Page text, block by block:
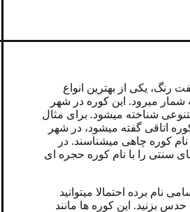
رنگ، یکی از بهترین انواع
میرود. این کوره در شهر
شناخته میشود. برای مثال
اتاقی گفته میشود، در شهر
نام کوره چاهی میشناسند. در
سنتی را با نام کوره حجره ای
نام برده احتمالا میتوانید
بزنید. این کوره ها مانند